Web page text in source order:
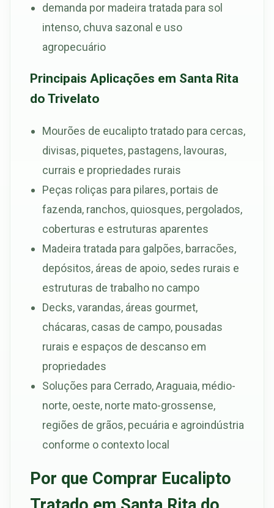
demanda por madeira tratada para sol
intenso, chuva sazonal e uso
agropecuário
Principais Aplicações em Santa Rita
do Trivelato
Mourões de eucalipto tratado para cercas,
divisas, piquetes, pastagens, lavouras,
currais e propriedades rurais
Peças roliças para pilares, portais de
fazenda, ranchos, quiosques, pergolados,
coberturas e estruturas aparentes
Madeira tratada para galpões, barracões,
depósitos, áreas de apoio, sedes rurais e
estruturas de trabalho no campo
Decks, varandas, áreas gourmet,
chácaras, casas de campo, pousadas
rurais e espaços de descanso em
propriedades
Soluções para Cerrado, Araguaia, médio-
norte, oeste, norte mato-grossense,
regiões de grãos, pecuária e agroindústria
conforme o contexto local
Por que Comprar Eucalipto